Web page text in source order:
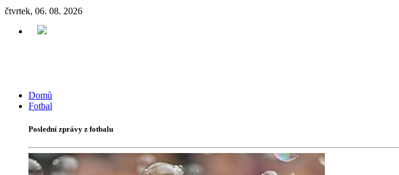
čtvrtek, 06. 08. 2026
Domů
Fotbal
Poslední zprávy z fotbalu